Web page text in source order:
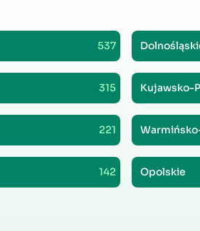
537
315 Kujawsko-
221
142 Opolskie